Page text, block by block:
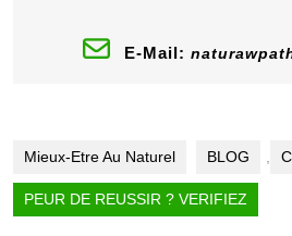
E-Mail:
Mieux-Etre Au Naturel BLOG
PEUR DE REUSSIR ? VERIFIEZ